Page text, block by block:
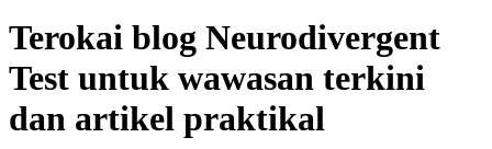
Terokai blog Neurodivergent
Test untuk wawasan terkini
dan artikel praktikal